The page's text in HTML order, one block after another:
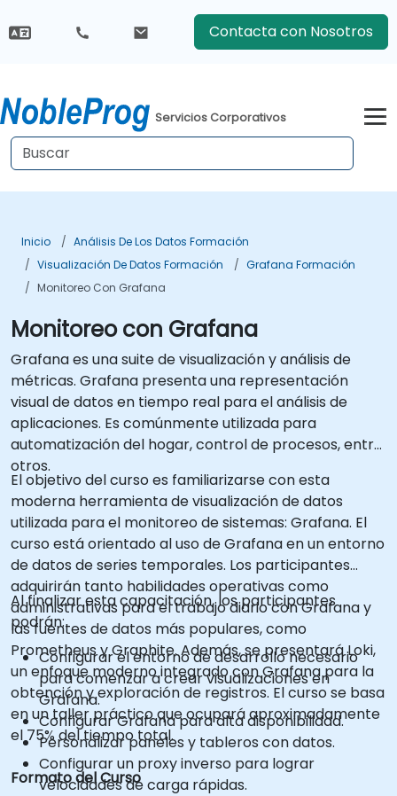
Contacta con Nosotros
Servicios Corporativos
Inicio
Análisis De Los Datos Formación
Visualización De Datos Formación
Grafana Formación
Monitoreo Con Grafana
Monitoreo con Grafana
Grafana es una suite de visualización y análisis de
métricas. Grafana presenta una representación
visual de datos en tiempo real para el análisis de
aplicaciones. Es comúnmente utilizada para
automatización del hogar, control de procesos, entre
otros.
El objetivo del curso es familiarizarse con esta
moderna herramienta de visualización de datos
utilizada para el monitoreo de sistemas: Grafana. El
curso está orientado al uso de Grafana en un entorno
de datos de series temporales. Los participantes
adquirirán tanto habilidades operativas como
administrativas para el trabajo diario con Grafana y
las fuentes de datos más populares, como
Prometheus y Graphite. Además, se presentará Loki,
un enfoque moderno integrado con Grafana para la
obtención y exploración de registros. El curso se basa
en un taller práctico que ocupará aproximadamente
el 75% del tiempo total.
Al finalizar esta capacitación, los participantes
podrán:
Configurar el entorno de desarrollo necesario
para comenzar a crear visualizaciones en
Grafana.
Configurar Grafana para alta disponibilidad.
Personalizar paneles y tableros con datos.
Configurar un proxy inverso para lograr
velocidades de carga rápidas.
Formato del Curso